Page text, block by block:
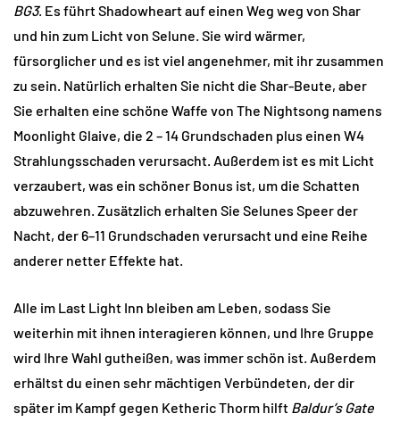
BG3. Es führt Shadowheart auf einen Weg weg von Shar
und hin zum Licht von Selune. Sie wird wärmer,
fürsorglicher und es ist viel angenehmer, mit ihr zusammen
zu sein. Natürlich erhalten Sie nicht die Shar-Beute, aber
Sie erhalten eine schöne Waffe von The Nightsong namens
Moonlight Glaive, die 2 – 14 Grundschaden plus einen W4
Strahlungsschaden verursacht. Außerdem ist es mit Licht
verzaubert, was ein schöner Bonus ist, um die Schatten
abzuwehren. Zusätzlich erhalten Sie Selunes Speer der
Nacht, der 6–11 Grundschaden verursacht und eine Reihe
anderer netter Effekte hat.
Alle im Last Light Inn bleiben am Leben, sodass Sie
weiterhin mit ihnen interagieren können, und Ihre Gruppe
wird Ihre Wahl gutheißen, was immer schön ist. Außerdem
erhältst du einen sehr mächtigen Verbündeten, der dir
später im Kampf gegen Ketheric Thorm hilft Baldur’s Gate